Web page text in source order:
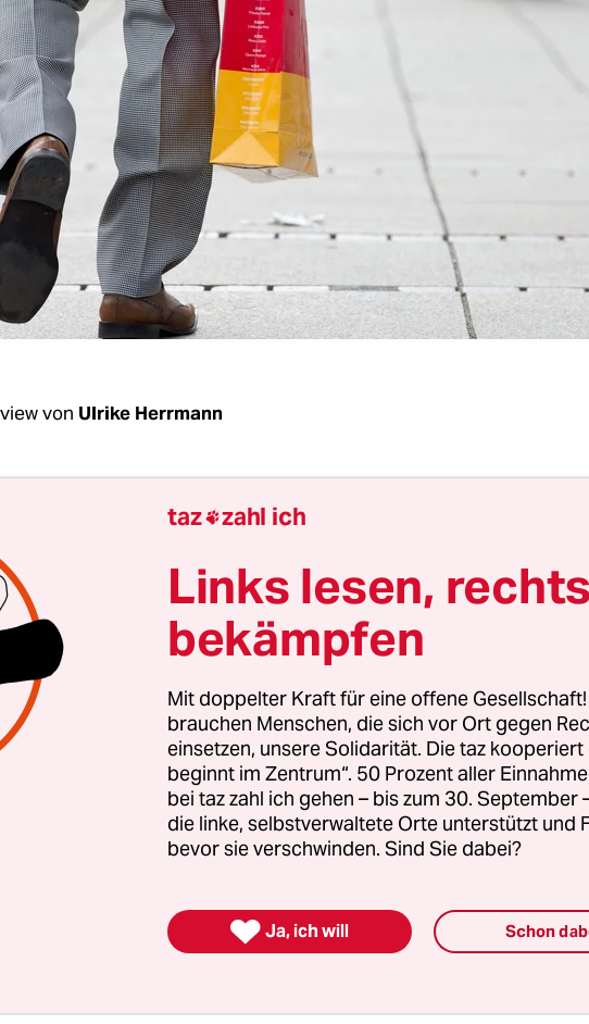
von Ulrike Herrmann
das Bruttosozialprodukt wurde als Kriegswaffe
hat sich diese Kennziffer auch im Frieden
Die USA standen nach dem Krieg vor der Frage, wie
von Soldaten wieder in die zivile Wirtschaft integriert.
weiterhin an der Expansion der Produktion interessiert
dafür eine Kennziffer.
warum die USA am Bruttoinlandsprodukt, dem BIP,
Wieso aber war es weltweit so erfolgreich?
hilfsbedürftig die einzelnen Empfängerländer waren. Also
das BIP ausrechnen. Sie setzten damit einen
taz zahl ich
Links lesen, rechts
bekämpfen
Mit doppelter Kraft für eine offene
brauchen Menschen, die sich vor Ort gegen
einsetzen, unsere Solidarität. Die taz kooperiert
beginnt im Zentrum“. 50 Prozent aller
bei taz zahl ich gehen – bis zum 30. September
die linke, selbstverwaltete Orte unterstützt und
bevor sie verschwinden. Sind Sie dabei?
 Ja, ich will Schon